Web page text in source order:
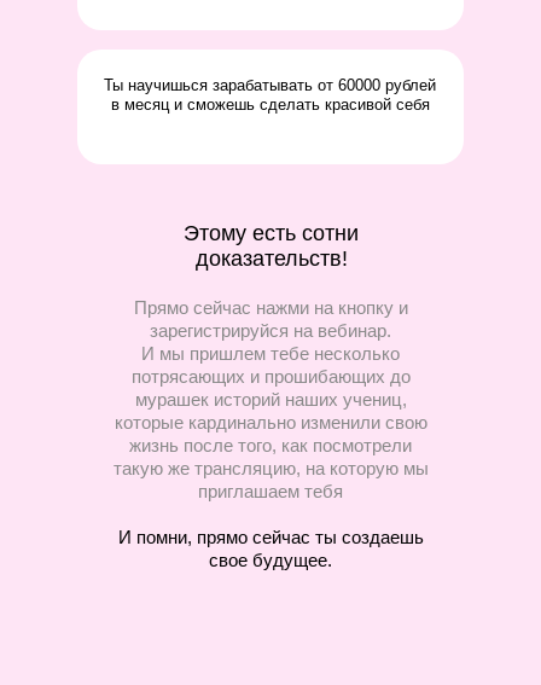
Ты научишься зарабатывать от 60000 рублей
в месяц и сможешь сделать красивой себя
Этому есть сотни
доказательств!
Прямо сейчас нажми на кнопку и
зарегистрируйся на вебинар.
И мы пришлем тебе несколько
потрясающих и прошибающих до
мурашек историй наших учениц,
которые кардинально изменили свою
жизнь после того, как посмотрели
такую же трансляцию, на которую мы
приглашаем тебя
И помни, прямо сейчас ты создаешь
свое будущее.